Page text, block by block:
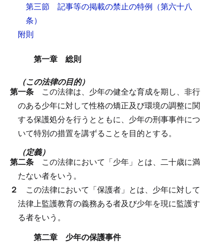
第三節 記事等の掲載の禁止の特例 （第六十八
条）
附則
第一章 総則
（この法律の目的）
第一条 この法律は、少年の健全な育成を期し、非行
のある少年に対して性格の矯正及び環境の調整に関
する保護処分を行うとともに、少年の刑事事件につ
いて特別の措置を講ずることを目的とする。
（定義）
第二条 この法律において「少年」とは、二十歳に満
たない者をいう。
２ この法律において「保護者」とは、少年に対して
法律上監護教育の義務ある者及び少年を現に監護す
る者をいう。
第二章 少年の保護事件